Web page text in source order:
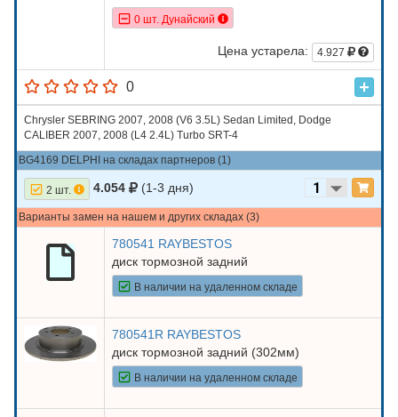
0 шт. Дунайский
Цена устарела: 4.927
0
Chrysler SEBRING 2007, 2008 (V6 3.5L) Sedan Limited, Dodge
CALIBER 2007, 2008 (L4 2.4L) Turbo SRT-4
BG4169 DELPHI на складах партнеров (1)
2 шт. 4.054 (1-3 дня)
Варианты замен на нашем и других складах (3)
780541 RAYBESTOS
диск тормозной задний
В наличии на удаленном складе
780541R RAYBESTOS
диск тормозной задний (302мм)
В наличии на удаленном складе